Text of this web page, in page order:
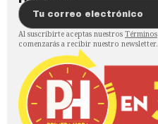
Al suscribirte aceptas nuestros Términos
comenzarás a recibir nuestro newsletter.